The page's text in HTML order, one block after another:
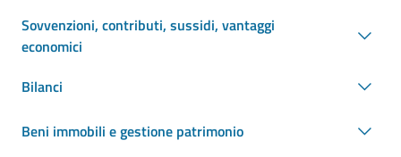
Sovvenzioni, contributi, sussidi, vantaggi
economici
Bilanci
Beni immobili e gestione patrimonio